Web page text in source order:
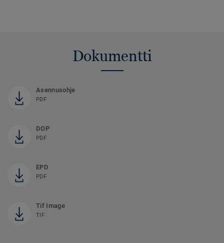
Dokumentti
Asennusohje
PDF
DOP
PDF
EPD
PDF
Tif Image
TIF